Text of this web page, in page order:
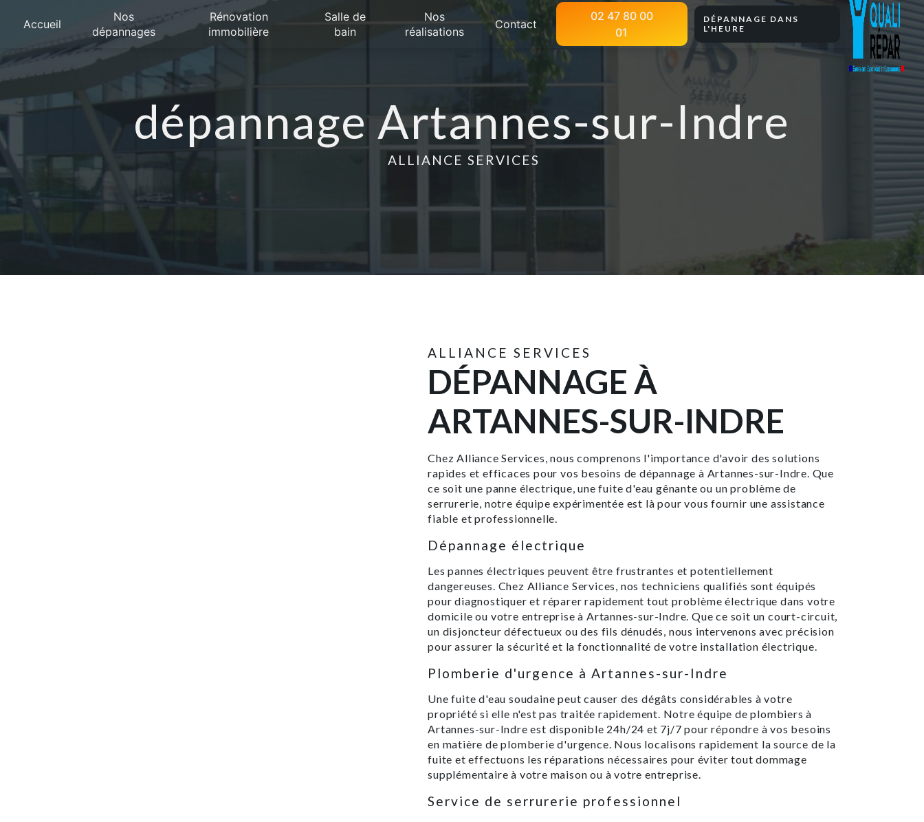
Accueil
Nos
dépannages
Rénovation
immobilière
Salle de
bain
Nos
réalisations
Contact
02 47 80 00
01
DÉPANNAGE DANS
L'HEURE
dépannage Artannes-sur-Indre
ALLIANCE SERVICES
ALLIANCE SERVICES
DÉPANNAGE À
ARTANNES-SUR-INDRE
Chez Alliance Services, nous comprenons l'importance d'avoir des solutions
rapides et efficaces pour vos besoins de dépannage à Artannes-sur-Indre. Que
ce soit une panne électrique, une fuite d'eau gênante ou un problème de
serrurerie, notre équipe expérimentée est là pour vous fournir une assistance
fiable et professionnelle.
Dépannage électrique
Les pannes électriques peuvent être frustrantes et potentiellement
dangereuses. Chez Alliance Services, nos techniciens qualifiés sont équipés
pour diagnostiquer et réparer rapidement tout problème électrique dans votre
domicile ou votre entreprise à Artannes-sur-Indre. Que ce soit un court-circuit,
un disjoncteur défectueux ou des fils dénudés, nous intervenons avec précision
pour assurer la sécurité et la fonctionnalité de votre installation électrique.
Plomberie d'urgence à Artannes-sur-Indre
Une fuite d'eau soudaine peut causer des dégâts considérables à votre
propriété si elle n'est pas traitée rapidement. Notre équipe de plombiers à
Artannes-sur-Indre est disponible 24h/24 et 7j/7 pour répondre à vos besoins
en matière de plomberie d'urgence. Nous localisons rapidement la source de la
fuite et effectuons les réparations nécessaires pour éviter tout dommage
supplémentaire à votre maison ou à votre entreprise.
Service de serrurerie professionnel